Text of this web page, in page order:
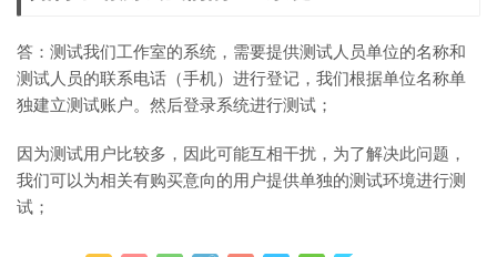
答：测试我们工作室的系统，需要提供测试人员单位的名称和
测试人员的联系电话（手机）进行登记，我们根据单位名称单
独建立测试账户。然后登录系统进行测试；
因为测试用户比较多，因此可能互相干扰，为了解决此问题，
我们可以为相关有购买意向的用户提供单独的测试环境进行测
试；